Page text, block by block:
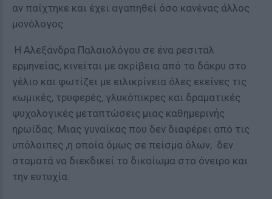
αν παίχτηκε και έχει αγαπηθεί όσο κανένας άλλος
μονόλογος.
H Αλεξάνδρα Παλαιολόγου σε ένα ρεσιτάλ
ερμηνείας, κινείται με ακρίβεια από το δάκρυ στο
γέλιο και φωτίζει με ειλικρίνεια όλες εκείνες τις
κωμικές, τρυφερές, γλυκόπικρες και δραματικές
ψυχολογικές μεταπτώσεις μιας καθημερινής
ηρωίδας. Μιας γυναίκας που δεν διαφέρει από τις
υπόλοιπες ,η οποία όμως σε πείσμα όλων, δεν
σταματά να διεκδικεί το δικαίωμα στο όνειρο και
την ευτυχία.